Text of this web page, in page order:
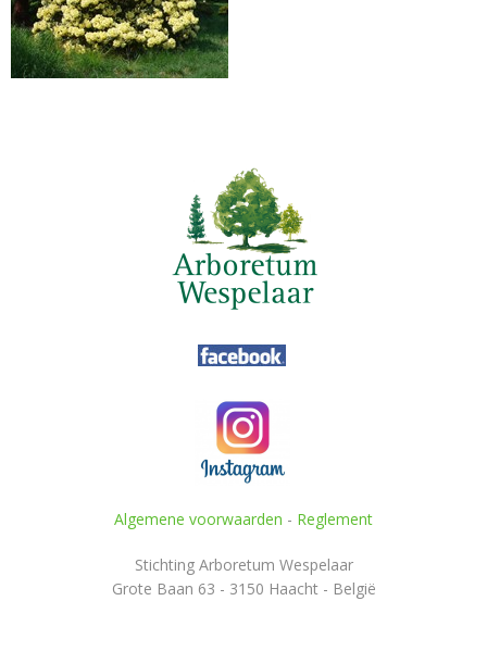
Algemene voorwaarden - Reglement
Stichting Arboretum Wespelaar
Grote Baan 63 - 3150 Haacht - België